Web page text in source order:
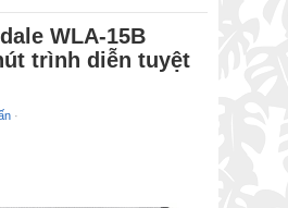
WLA-15B
trình diễn tuyệt
·